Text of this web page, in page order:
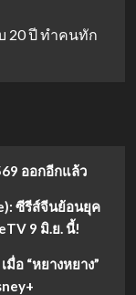
20 ปี ทำคนทัก
ออกอีกแล้ว
ซีรีส์จีนย้อนยุค
9 มิ.ย. นี้!
อ “หยางหยาง”